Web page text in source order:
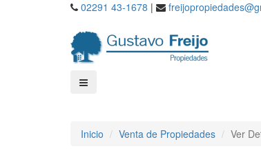
02291 43-1678 |
Inicio Venta de Propiedades Ver